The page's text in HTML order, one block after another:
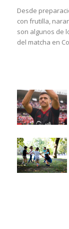
Desde
con frutilla,
son algunos de
del matcha en